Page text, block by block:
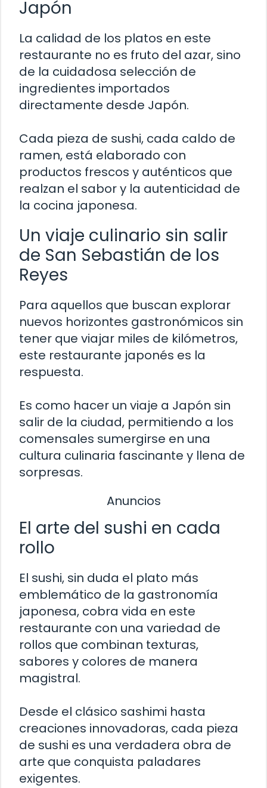
Japón
La calidad de los platos en este
restaurante no es fruto del azar, sino
de la cuidadosa selección de
ingredientes importados
directamente desde Japón.
Cada pieza de sushi, cada caldo de
ramen, está elaborado con
productos frescos y auténticos que
realzan el sabor y la autenticidad de
la cocina japonesa.
Un viaje culinario sin salir
de San Sebastián de los
Reyes
Para aquellos que buscan explorar
nuevos horizontes gastronómicos sin
tener que viajar miles de kilómetros,
este restaurante japonés es la
respuesta.
Es como hacer un viaje a Japón sin
salir de la ciudad, permitiendo a los
comensales sumergirse en una
cultura culinaria fascinante y llena de
sorpresas.
Anuncios
El arte del sushi en cada
rollo
El sushi, sin duda el plato más
emblemático de la gastronomía
japonesa, cobra vida en este
restaurante con una variedad de
rollos que combinan texturas,
sabores y colores de manera
magistral.
Desde el clásico sashimi hasta
creaciones innovadoras, cada pieza
de sushi es una verdadera obra de
arte que conquista paladares
exigentes.